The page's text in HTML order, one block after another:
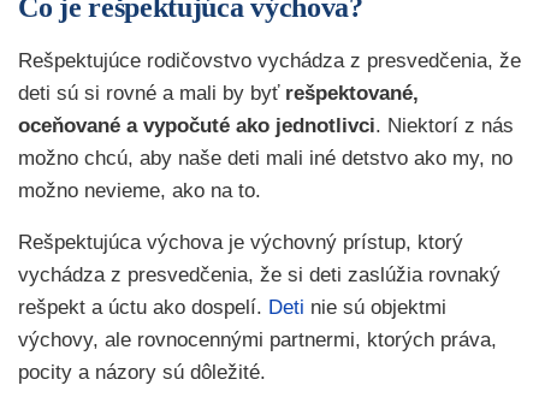
Čo je rešpektujúca výchova?
Rešpektujúce rodičovstvo vychádza z presvedčenia, že
deti sú si rovné a mali by byť rešpektované,
oceňované a vypočuté ako jednotlivci. Niektorí z nás
možno chcú, aby naše deti mali iné detstvo ako my, no
možno nevieme, ako na to.
Rešpektujúca výchova je výchovný prístup, ktorý
vychádza z presvedčenia, že si deti zaslúžia rovnaký
rešpekt a úctu ako dospelí. Deti nie sú objektmi
výchovy, ale rovnocennými partnermi, ktorých práva,
pocity a názory sú dôležité.